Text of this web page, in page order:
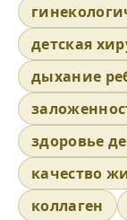
детская
дыхание
здоровье
качество
коллаген